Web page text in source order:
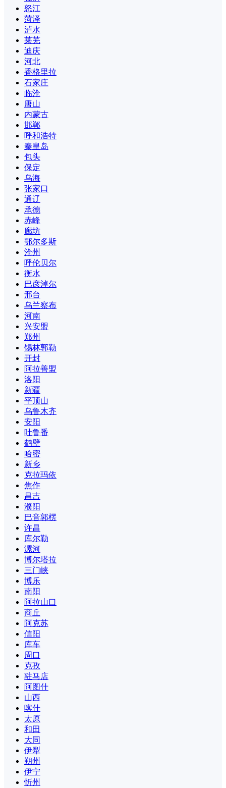
怒江
菏泽
泸水
莱芜
迪庆
河北
香格里拉
石家庄
临沧
唐山
内蒙古
邯郸
呼和浩特
秦皇岛
包头
保定
乌海
张家口
通辽
承德
赤峰
廊坊
鄂尔多斯
沧州
呼伦贝尔
衡水
巴彦淖尔
邢台
乌兰察布
河南
兴安盟
郑州
锡林郭勒
开封
阿拉善盟
洛阳
新疆
平顶山
乌鲁木齐
安阳
吐鲁番
鹤壁
哈密
新乡
克拉玛依
焦作
昌吉
濮阳
巴音郭楞
许昌
库尔勒
漯河
博尔塔拉
三门峡
博乐
南阳
阿拉山口
商丘
阿克苏
信阳
库车
周口
克孜
驻马店
阿图什
山西
喀什
太原
和田
大同
伊犁
朔州
伊宁
忻州